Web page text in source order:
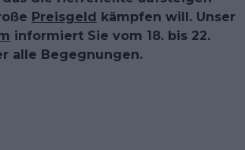
Preisgeld kämpfen will. Unser
informiert Sie vom 18. bis 22.
alle Begegnungen.